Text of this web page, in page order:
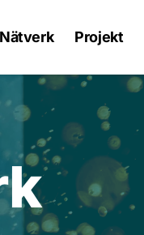
Nätverk Projekt